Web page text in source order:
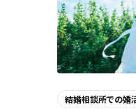
結婚相談所での婚